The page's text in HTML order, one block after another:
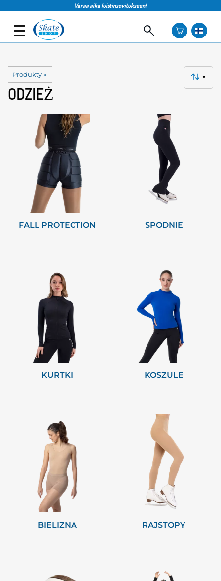
Varaa aika luistinsovitukseen!
Produkty‪» ▼
ODZIEŻ
FALL PROTECTION SPODNIE
KURTKI KOSZULE
BIELIZNA RAJSTOPY